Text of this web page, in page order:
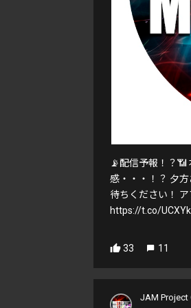
📡配信予報！？📶
感・・・！？ 夕
待ちください！
https://t.co/
33 11
JAM Project